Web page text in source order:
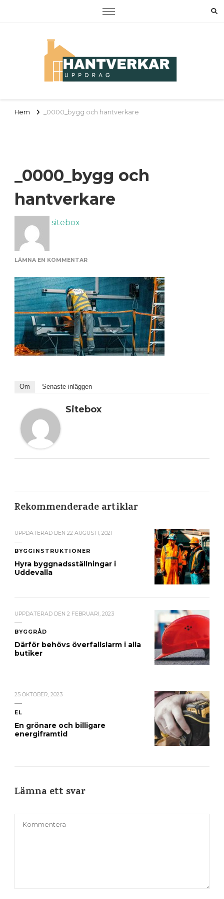
Hem _0000_bygg och hantverkare
_0000_bygg och
hantverkare
sitebox
LÄMNA EN KOMMENTARPÅ
OCH
HANTVERKARE
Om Senaste inläggen
Sitebox
Rekommenderade artiklar
UPPDATERAD DEN 22 AUGUSTI, 2021
BYGGINSTRUKTIONER
Hyra byggnadsställningar i
Uddevalla
UPPDATERAD DEN 2 FEBRUARI, 2023
BYGGRÅD
Därför behövs överfallslarm i alla
butiker
25 OKTOBER, 2023
EL
En grönare och billigare
energiframtid
Lämna ett svar